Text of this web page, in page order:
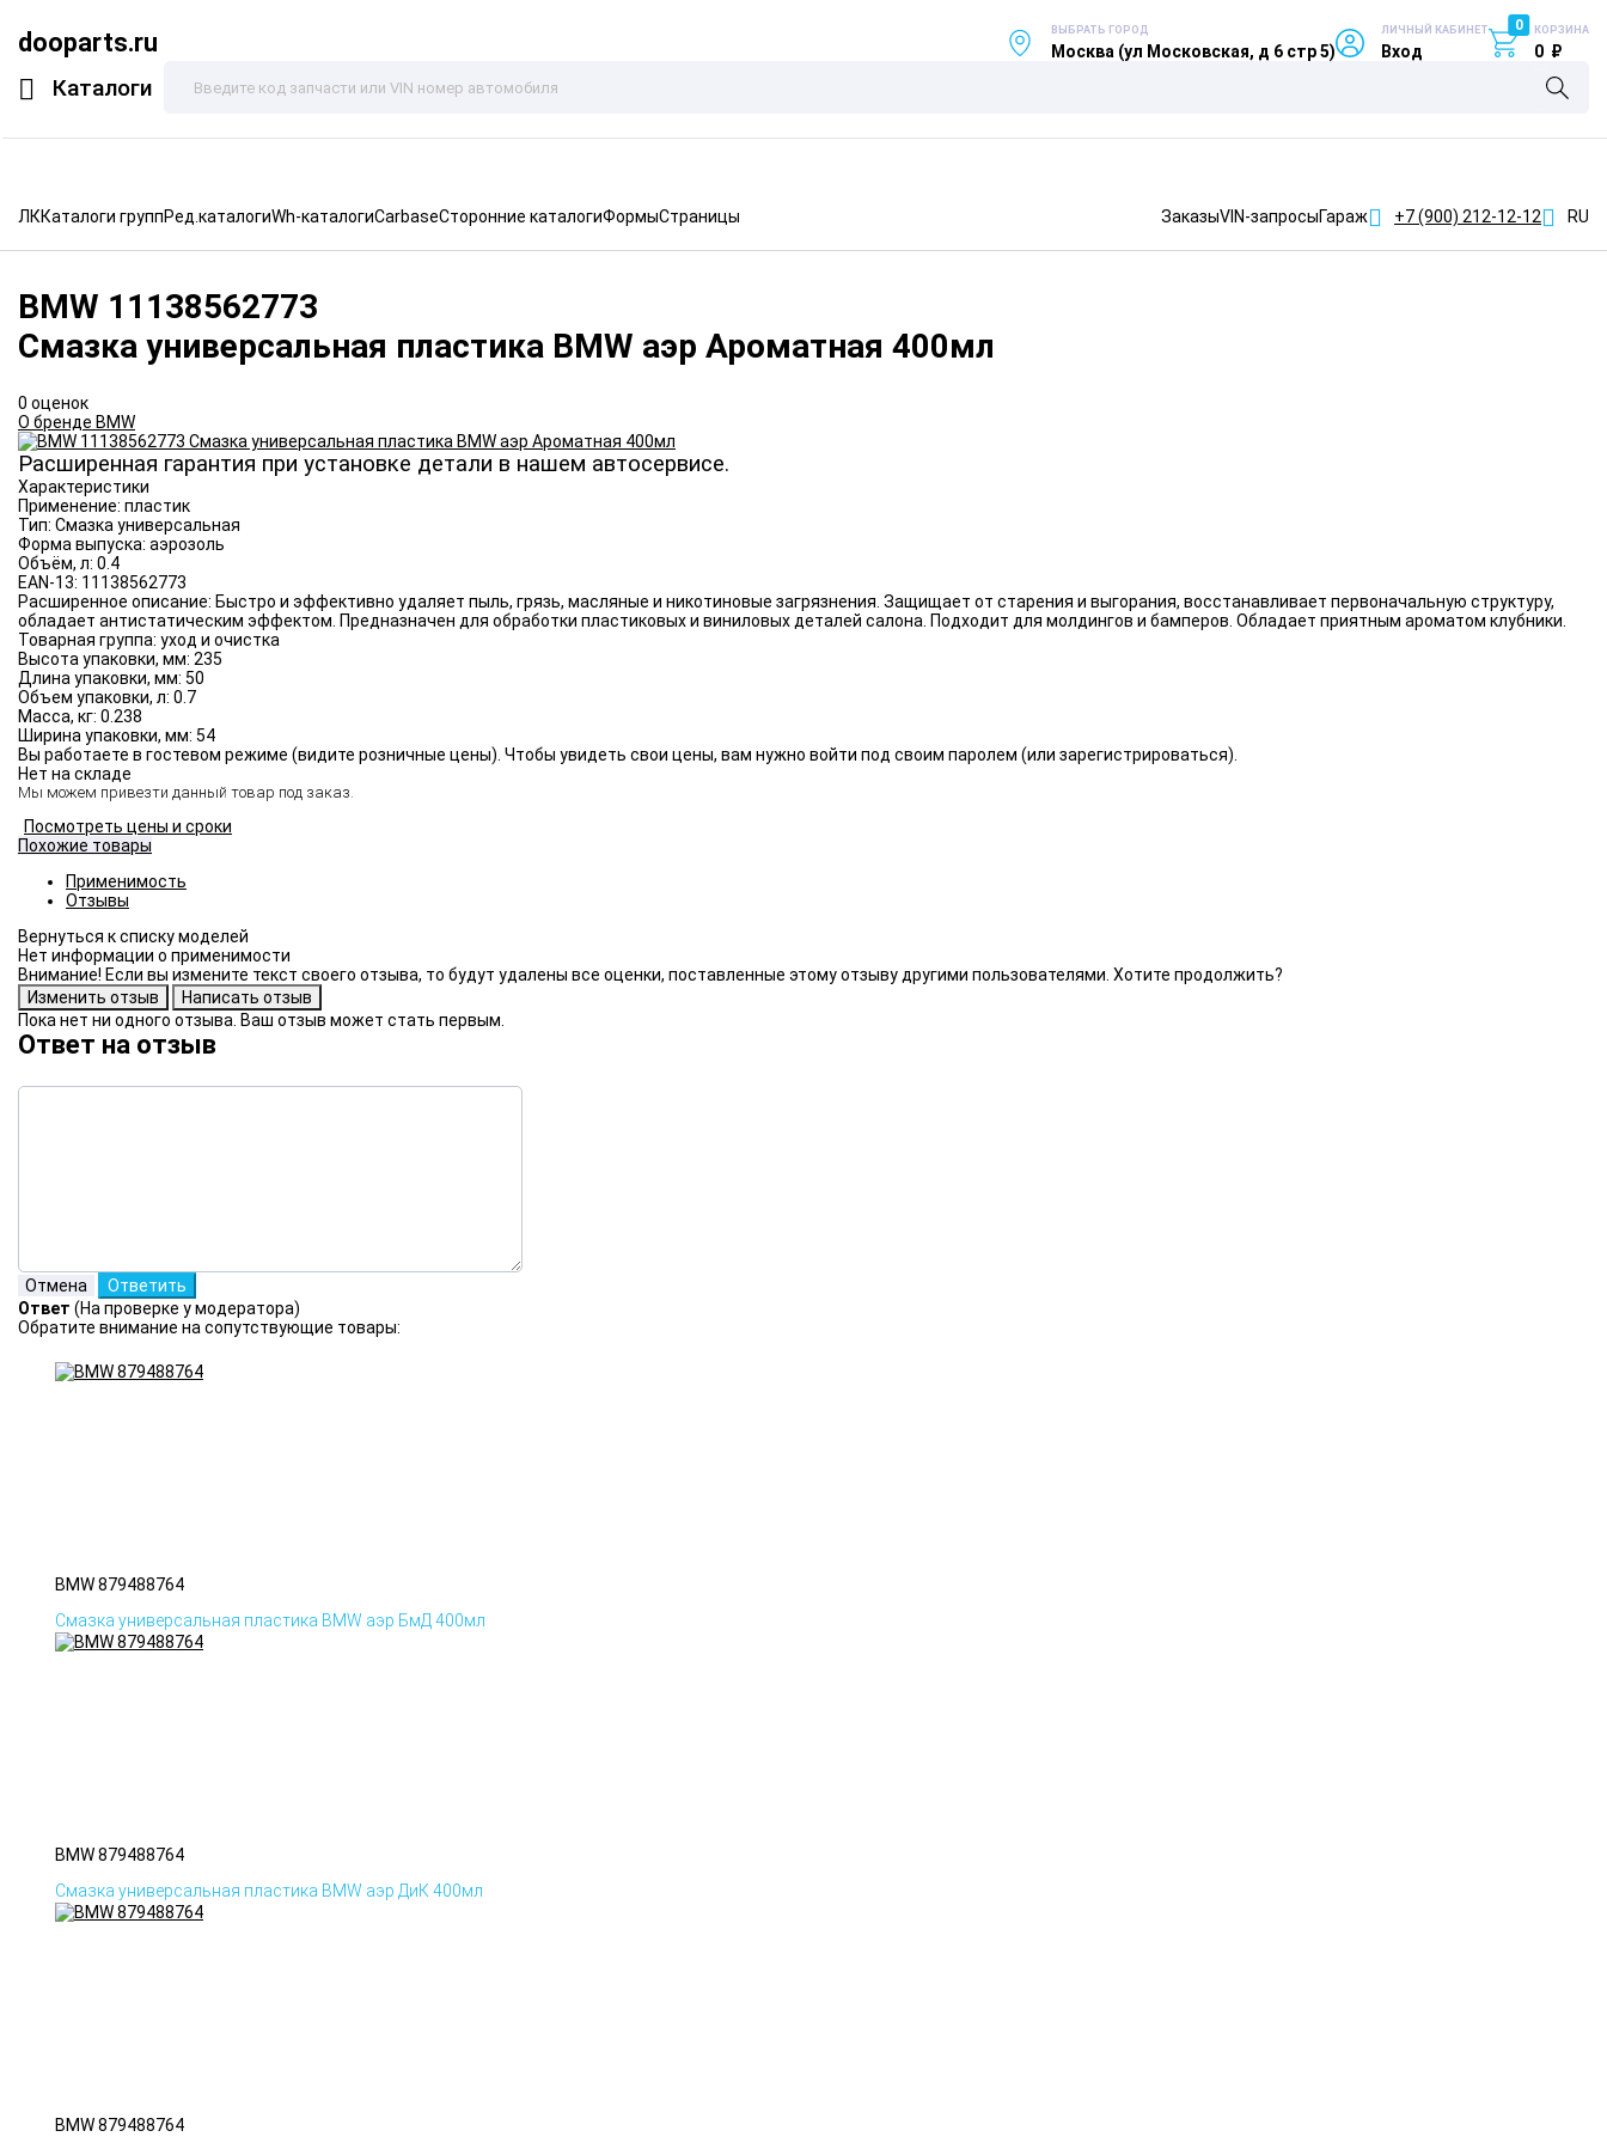
dooparts.ru
Каталоги
ВЫБРАТЬ ГОРОД
Москва (ул Московская, д 6 стр 5)
ЛИЧНЫЙ КАБИНЕТ
Вход
0 КОРЗИНА
0 ₽
ЛККаталоги группРед.каталогиWh-каталогиCarbaseСторонние каталогиФормыСтраницы ЗаказыVIN-запросыГараж +7 (900) 212-12-12 RU
BMW 11138562773
Смазка универсальная пластика BMW аэр Ароматная 400мл
0 оценок
О бренде BMW
Расширенная гарантия при установке детали в нашем автосервисе.
Характеристики
Применение: пластик
Тип: Смазка универсальная
Форма выпуска: аэрозоль
Объём, л: 0.4
EAN-13: 11138562773
Расширенное описание: Быстро и эффективно удаляет пыль, грязь, масляные и никотиновые загрязнения. Защищает от старения и выгорания, восстанавливает первоначальную структуру,
обладает антистатическим эффектом. Предназначен для обработки пластиковых и виниловых деталей салона. Подходит для молдингов и бамперов. Обладает приятным ароматом клубники.
Товарная группа: уход и очистка
Высота упаковки, мм: 235
Длина упаковки, мм: 50
Объем упаковки, л: 0.7
Масса, кг: 0.238
Ширина упаковки, мм: 54
Вы работаете в гостевом режиме (видите розничные цены). Чтобы увидеть свои цены, вам нужно войти под своим паролем (или зарегистрироваться).
Нет на складе
Мы можем привезти данный товар под заказ.
Посмотреть цены и сроки
Похожие товары
Применимость
Отзывы
Нет информации о применимости
Внимание! Если вы измените текст своего отзыва, то будут удалены все оценки, поставленные этому отзыву другими пользователями. Хотите продолжить?
Пока нет ни одного отзыва. Ваш отзыв может стать первым.
Ответ на отзыв
Ответ (На проверке у модератора)
Обратите внимание на сопутствующие товары:
BMW 879488764
Смазка универсальная пластика BMW аэр БмД 400мл
BMW 879488764
Смазка универсальная пластика BMW аэр ДиК 400мл
BMW 879488764